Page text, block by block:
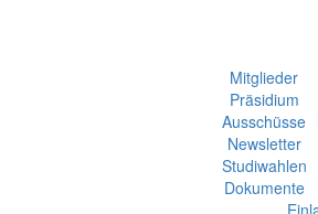
Mitglieder
Präsidium
Ausschüsse
Newsletter
Studiwahlen
Dokumente